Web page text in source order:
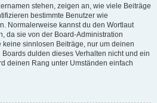
stehen, zeigen an, wie viele Beiträge
bestimmte Benutzer wie
Normalerweise kannst du den Wortlaut
da sie von der Board-Administration
sinnlosen Beiträge, nur um deinen
dulden dieses Verhalten nicht und ein
deinen Rang unter Umständen einfach